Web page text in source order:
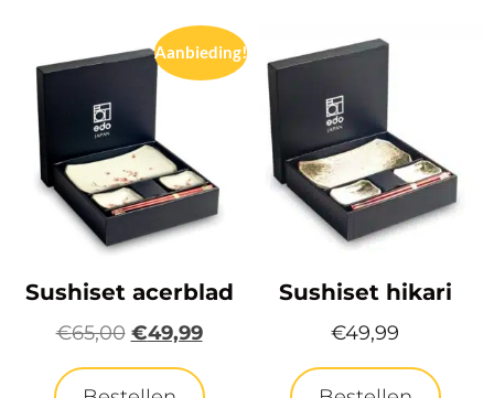
Aanbieding!
Sushiset acerblad
€65,00 €49,99
Sushiset hikari
€49,99